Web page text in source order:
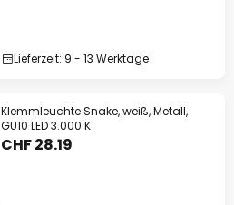
Lieferzeit: 9 - 13 Werktage
Klemmleuchte Snake, weiß, Metall,
GU10 LED 3.000 K
CHF 28.19